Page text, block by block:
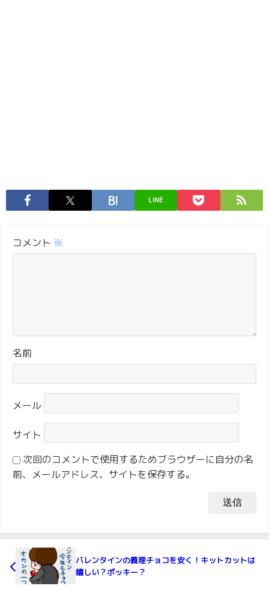
LINE
コメント ※
名前
メール
サイト
次回のコメントで使用するためブラウザーに自分の名
前、メールアドレス、サイトを保存する。
バレンタインの義理チョコを安く！キットカットは
嬉しい？ポッキー？